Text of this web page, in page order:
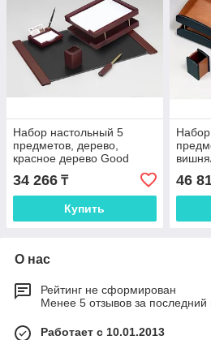
Набор настольный 5
предметов, дерево,
красное дерево Good
34 266 ₸
Купить
46
О нас
Рейтинг не сформирован
Менее 5 отзывов за последний
Работает с 10.01.2013